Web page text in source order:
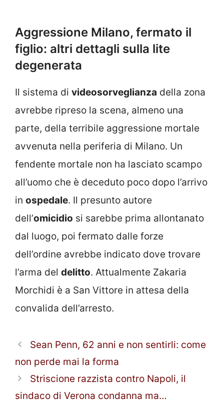
Aggressione Milano, fermato il
figlio: altri dettagli sulla lite
degenerata
Il sistema di videosorveglianza della zona
avrebbe ripreso la scena, almeno una
parte, della terribile aggressione mortale
avvenuta nella periferia di Milano. Un
fendente mortale non ha lasciato scampo
all’uomo che è deceduto poco dopo l’arrivo
in ospedale. Il presunto autore
dell’omicidio si sarebbe prima allontanato
dal luogo, poi fermato dalle forze
dell’ordine avrebbe indicato dove trovare
l’arma del delitto. Attualmente Zakaria
Morchidi è a San Vittore in attesa della
convalida dell’arresto.
Sean Penn, 62 anni e non sentirli: come
non perde mai la forma
Striscione razzista contro Napoli, il
sindaco di Verona condanna ma…